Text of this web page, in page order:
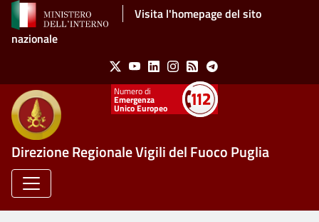
Salta al contenuto principaleVisita l'homepage del sito
nazionale
Social Menu
X YoutubeLinkedinInstagram
Feed Telegram
Emergenza
Unico Europeo
Direzione Regionale Vigili del Fuoco Puglia